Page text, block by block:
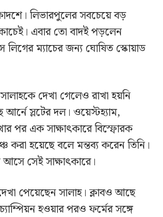
লিভারপুলের সবচেয়ে বড়
এবার তো বাদই পড়লেন
লিগের ম্যাচের জন্য ঘোষিত স্কোয়াড
দেখা গেলেও রাখা হয়নি
স্লটের দল। ওয়েস্টহ্যাম,
পর এক সাক্ষাৎকারে বিস্ফোরক
করা হয়েছে বলে মন্তব্য করেন তিনি।
সেই সাক্ষাৎকারে।
পেয়েছেন সালাহ। ক্লাবও আছে
হওয়ার পরও ফর্মের সঙ্গে